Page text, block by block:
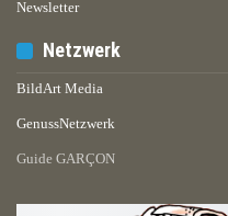
Newsletter
Netzwerk
BildArt Media
GenussNetzwerk
Guide GARÇON